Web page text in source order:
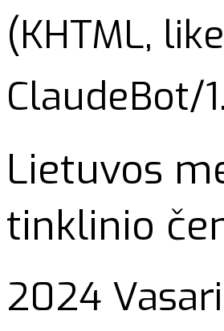
(KHTML,
ClaudeBot/
Lietuvos
tinklinio
2024